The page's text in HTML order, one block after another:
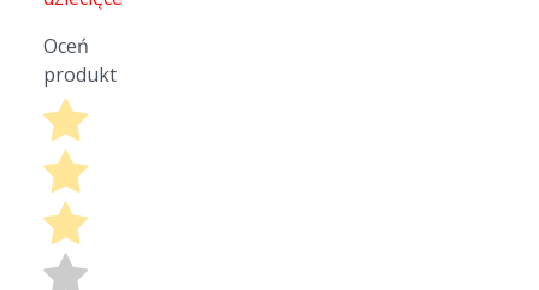
Oceń
produkt